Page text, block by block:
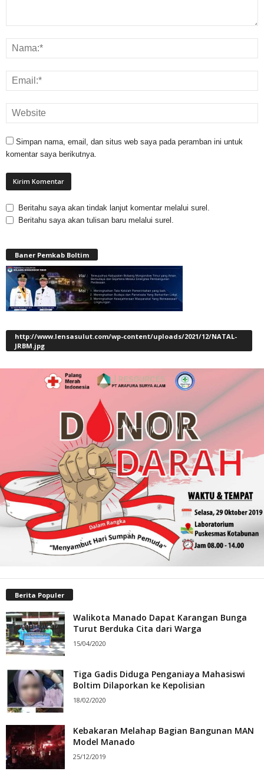
Simpan nama, email, dan situs web saya pada peramban ini untuk
komentar saya berikutnya.
Beritahu saya akan tindak lanjut komentar melalui surel.
Beritahu saya akan tulisan baru melalui surel.
Baner Pemkab Boltim
http://www.lensasulut.com/wp-content/uploads/2021/12/NATAL-
JRBM.jpg
Berita Populer
Walikota Manado Dapat Karangan Bunga
Turut Berduka Cita dari Warga
15/04/2020
Tiga Gadis Diduga Penganiaya Mahasiswi
Boltim Dilaporkan ke Kepolisian
18/02/2020
Kebakaran Melahap Bagian Bangunan MAN
Model Manado
25/12/2019